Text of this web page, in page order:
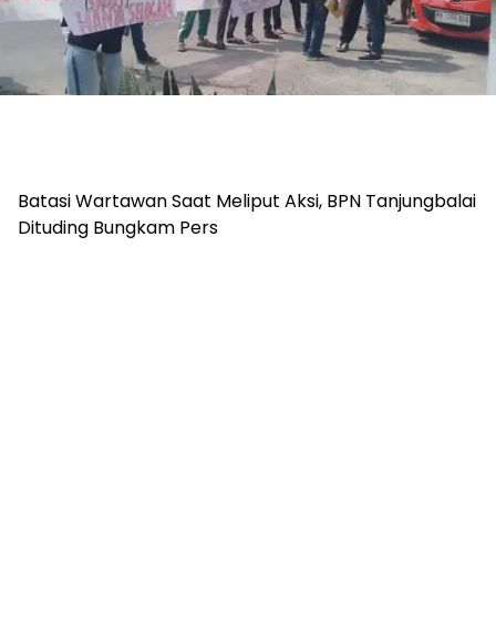
Batasi Wartawan Saat Meliput Aksi, BPN Tanjungbalai
Dituding Bungkam Pers